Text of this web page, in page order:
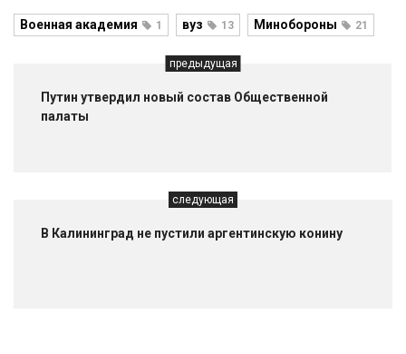
Военная академия 1 вуз 13 Минобороны 21
предыдущая
Путин утвердил новый состав Общественной
палаты
следующая
В Калининград не пустили аргентинскую конину